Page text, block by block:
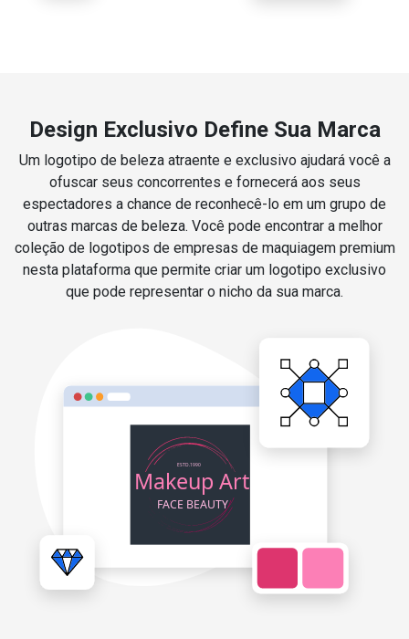
Design Exclusivo Define Sua Marca
Um logotipo de beleza atraente e exclusivo ajudará você a
ofuscar seus concorrentes e fornecerá aos seus
espectadores a chance de reconhecê-lo em um grupo de
outras marcas de beleza. Você pode encontrar a melhor
coleção de logotipos de empresas de maquiagem premium
nesta plataforma que permite criar um logotipo exclusivo
que pode representar o nicho da sua marca.